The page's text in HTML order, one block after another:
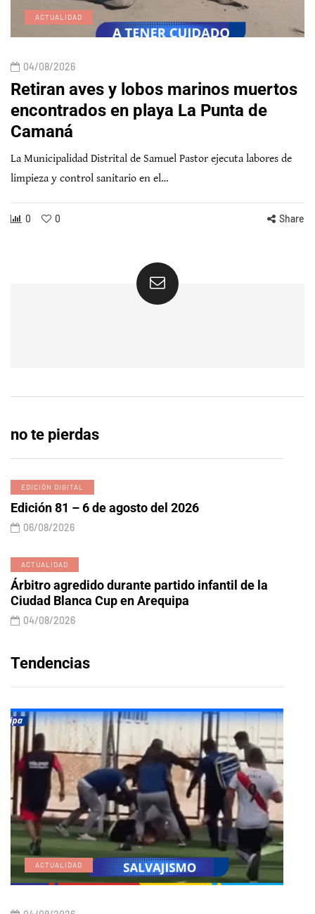
ACTUALIDAD
04/08/2026
Retiran aves y lobos marinos muertos
encontrados en playa La Punta de
Camaná
La Municipalidad Distrital de Samuel Pastor ejecuta labores de
limpieza y control sanitario en el…
0 0 Share
no te pierdas
EDICIÓN DIGITAL
Edición 81 – 6 de agosto del 2026
06/08/2026
ACTUALIDAD
Árbitro agredido durante partido infantil de la
Ciudad Blanca Cup en Arequipa
04/08/2026
Tendencias
ACTUALIDAD